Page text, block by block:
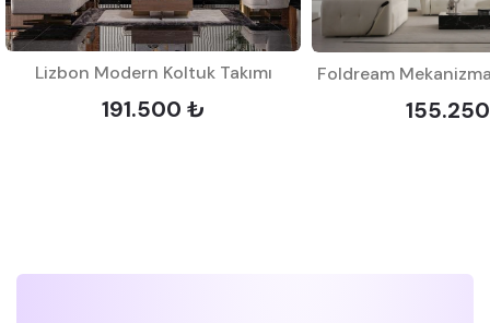
Lizbon Modern Koltuk Takımı
191.500 ₺